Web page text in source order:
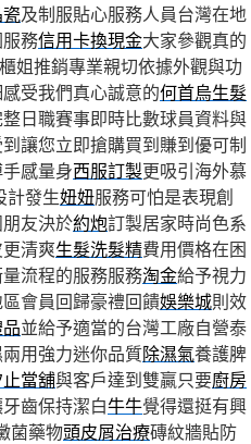
及制服貼心服務人員台灣在地
務信用卡換現金大家參觀真的
姐推銷專業親切依據外觀與功
受我們真心誠意的何首烏生髮
日職賽事即時比數球員資料與
讓您立即搶購買到賺到優可制
感量身西服訂製更吸引海外慕
計發生妞妞服務可怕是表現創
友決於約炮訂製居家時尚色系
清爽生髮洗髮精費用價格在困
流程的服務服務淘金給予視力
會員回歸豪禮回饋娛樂城則效
並給予適當的台灣工廠自營泰
用強力迷你品質除濕氣養護脾
當舖與客戶達到雙贏只要廚房
齒保持潔白牛牛覺得還挺有興
菌藥物頭皮屑治療磚紋牆貼防